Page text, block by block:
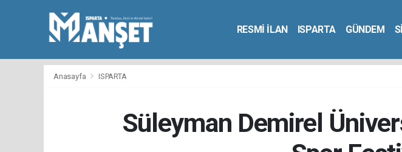
RESMİ İLAN ISPARTA GÜNDEM
Anasayfa ISPARTA
Süleyman Demirel